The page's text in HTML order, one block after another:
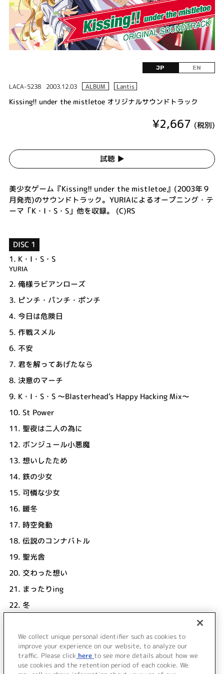
JP EN
LACA-5238 2003.12.03 ALBUM Lantis
Kissing!! under the mistletoe オリジナルサウンドトラック
¥2,667 (税別)
試聴 ▶︎
美少女ゲーム『Kissing!! under the mistletoe』(2003年９
月発売)のサウンドトラック。YURIAによるオープニング・テ
ーマ「K・I・S・S」他を収録。 (C)RS
DISC 1
1. K・I・S・S
YURIA
2. 俺様ラビアンローズ
3. ピンチ・パンチ・ポンチ
4. 今日は危険日
5. 作戦スメル
6. 不安
7. 君を解ってあげたなら
8. 決意のマーチ
9. K・I・S・S ～Blasterhead's Happy Hacking Mix～
10. St Power
11. 聖夜は二人の為に
12. ボンジュール小悪魔
13. 想いしたため
14. 鉄の少女
15. 可憐な少女
16. 暖冬
17. 時空発動
18. 伝説のコンナバトル
19. 聖光舎
20. 交わった想い
21. まったりing
22. 冬
24.1224
橋本みゆき
We collect unique personal identifier such as cookies to
improve your experience on our website, to analyze our
traffic. Please click here to see more details about how we
use cookies and the retention period of each cookie. We